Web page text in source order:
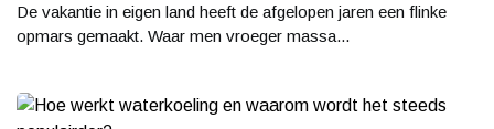
De vakantie in eigen land heeft de afgelopen jaren een flinke
opmars gemaakt. Waar men vroeger massa...